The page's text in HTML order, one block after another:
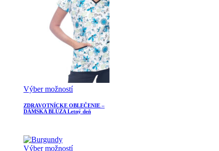
Výber možností
ZDRAVOTNÍCKE OBLEČENIE –
DÁMSKA BLÚZA Letný deň
Výber možností